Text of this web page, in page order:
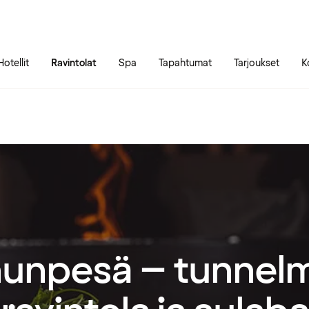
Ravintolat Spa Tapahtumat Tarjoukset
–